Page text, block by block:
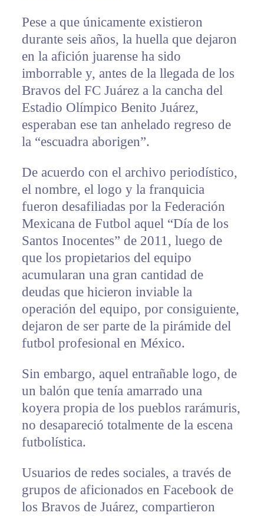
Pese a que únicamente existieron
durante seis años, la huella que dejaron
en la afición juarense ha sido
imborrable y, antes de la llegada de los
Bravos del FC Juárez a la cancha del
Estadio Olímpico Benito Juárez,
esperaban ese tan anhelado regreso de
la “escuadra aborigen”.
De acuerdo con el archivo periodístico,
el nombre, el logo y la franquicia
fueron desafiliadas por la Federación
Mexicana de Futbol aquel “Día de los
Santos Inocentes” de 2011, luego de
que los propietarios del equipo
acumularan una gran cantidad de
deudas que hicieron inviable la
operación del equipo, por consiguiente,
dejaron de ser parte de la pirámide del
futbol profesional en México.
Sin embargo, aquel entrañable logo, de
un balón que tenía amarrado una
koyera propia de los pueblos rarámuris,
no desapareció totalmente de la escena
futbolística.
Usuarios de redes sociales, a través de
grupos de aficionados en Facebook de
los Bravos de Juárez, compartieron